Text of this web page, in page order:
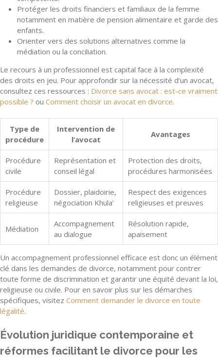
Protéger les droits financiers et familiaux de la femme
notamment en matière de pension alimentaire et garde des
enfants.
Orienter vers des solutions alternatives comme la
médiation ou la conciliation.
Le recours à un professionnel est capital face à la complexité
des droits en jeu. Pour approfondir sur la nécessité d’un avocat,
consultez ces ressources : Divorce sans avocat : est-ce vraiment
possible ? ou Comment choisir un avocat en divorce.
Type de
procédure
Intervention de
l’avocat
Avantages
Procédure
civile
Représentation et
conseil légal
Protection des droits,
procédures harmonisées
Procédure
religieuse
Dossier, plaidoirie,
négociation Khula’
Respect des exigences
religieuses et preuves
Médiation
Accompagnement
au dialogue
Résolution rapide,
apaisement
Un accompagnement professionnel efficace est donc un élément
clé dans les demandes de divorce, notamment pour contrer
toute forme de discrimination et garantir une équité devant la loi,
religieuse ou civile. Pour en savoir plus sur les démarches
spécifiques, visitez Comment demander le divorce en toute
légalité.
Évolution juridique contemporaine et
réformes facilitant le divorce pour les